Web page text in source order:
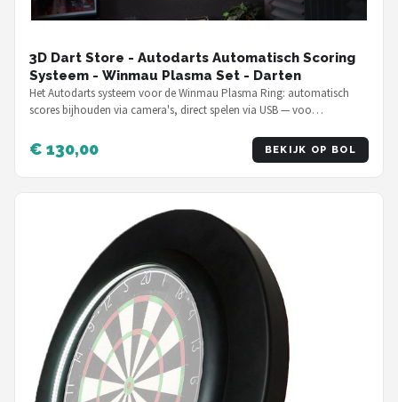
3D Dart Store - Autodarts Automatisch Scoring
Systeem - Winmau Plasma Set - Darten
Het Autodarts systeem voor de Winmau Plasma Ring: automatisch
scores bijhouden via camera's, direct spelen via USB — voo…
€ 130,00 BEKIJK OP BOL